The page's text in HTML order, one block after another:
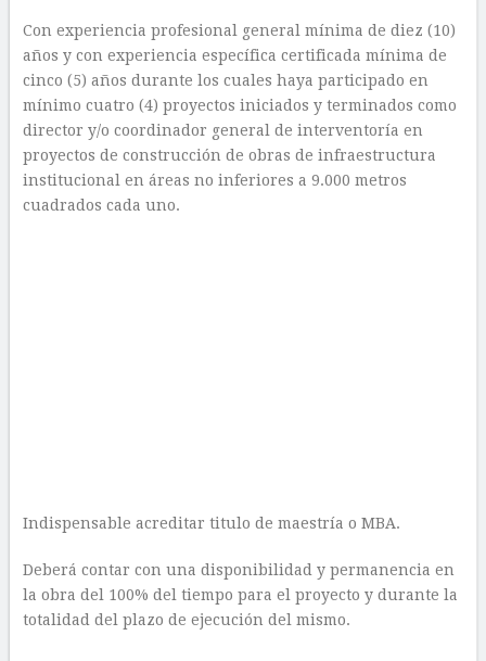
Con experiencia profesional general mínima de diez (10)
años y con experiencia específica certificada mínima de
cinco (5) años durante los cuales haya participado en
mínimo cuatro (4) proyectos iniciados y terminados como
director y/o coordinador general de interventoría en
proyectos de construcción de obras de infraestructura
institucional en áreas no inferiores a 9.000 metros
cuadrados cada uno.
Indispensable acreditar titulo de maestría o MBA.
Deberá contar con una disponibilidad y permanencia en
la obra del 100% del tiempo para el proyecto y durante la
totalidad del plazo de ejecución del mismo.